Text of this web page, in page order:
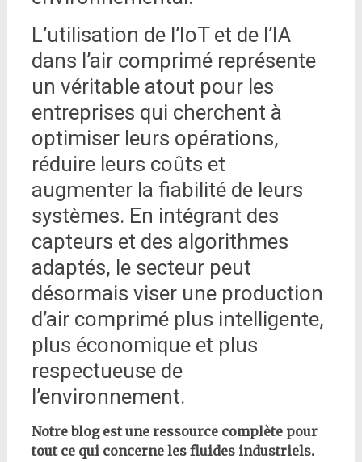
L’utilisation de l’IoT et de l’IA
dans l’air comprimé représente
un véritable atout pour les
entreprises qui cherchent à
optimiser leurs opérations,
réduire leurs coûts et
augmenter la fiabilité de leurs
systèmes. En intégrant des
capteurs et des algorithmes
adaptés, le secteur peut
désormais viser une production
d’air comprimé plus intelligente,
plus économique et plus
respectueuse de
l’environnement.
Notre blog est une ressource complète pour
tout ce qui concerne les fluides industriels.